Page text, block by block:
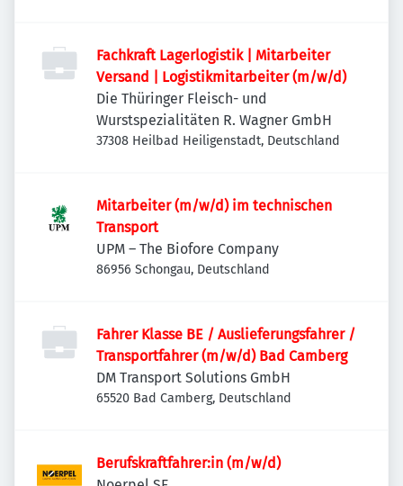
Fachkraft Lagerlogistik | Mitarbeiter
Versand | Logistikmitarbeiter (m/w/d)
Die Thüringer Fleisch- und
Wurstspezialitäten R. Wagner GmbH
37308 Heilbad Heiligenstadt, Deutschland
Mitarbeiter (m/w/d) im technischen
Transport
UPM – The Biofore Company
86956 Schongau, Deutschland
Fahrer Klasse BE / Auslieferungsfahrer /
Transportfahrer (m/w/d) Bad Camberg
DM Transport Solutions GmbH
65520 Bad Camberg, Deutschland
Berufskraftfahrer:in (m/w/d)